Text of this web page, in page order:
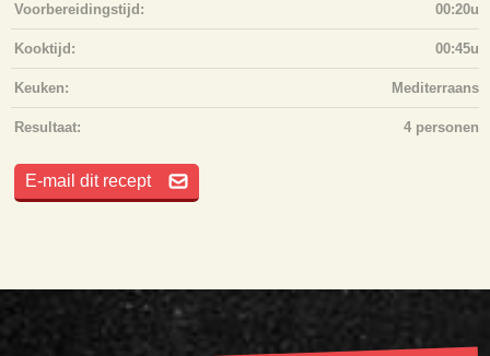
Voorbereidingstijd: 00:20u
Kooktijd: 00:45u
Keuken: Mediterraans
Resultaat: 4 personen
E-mail dit recept